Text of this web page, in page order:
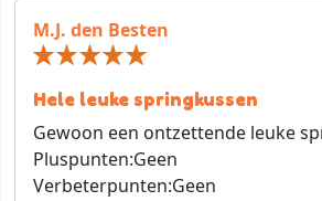
M.J. den Besten
Hele leuke springkussen
Gewoon een ontzettende leuke
Pluspunten:Geen
Verbeterpunten:Geen